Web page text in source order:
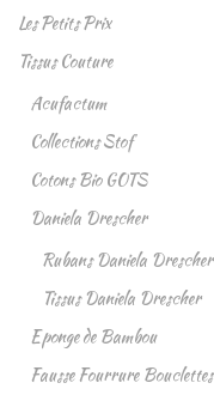
Les Petits Prix
Tissus Couture
Acufactum
Collections Stof
Cotons Bio GOTS
Daniela Drescher
Rubans Daniela Drescher
Tissus Daniela Drescher
Eponge de Bambou
Fausse Fourrure Bouclettes